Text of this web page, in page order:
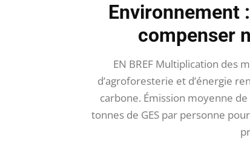
Environnement
compenser
EN BREF Multiplication des
d’agroforesterie et d’énergie
carbone. Émission moyenne
tonnes de GES par personne